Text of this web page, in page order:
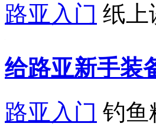
路亚入门 纸上
给路亚新手装
路亚入门 钓鱼